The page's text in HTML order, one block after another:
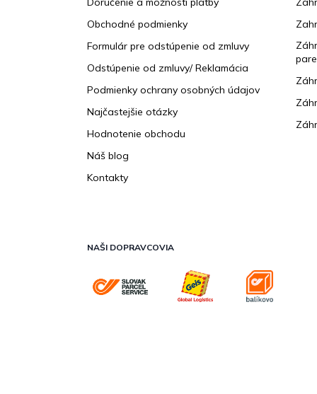
Obchodné podmienky
Formulár pre odstúpenie od zmluvy
Odstúpenie od zmluvy/ Reklamácia
Podmienky ochrany osobných údajov
Najčastejšie otázky
Hodnotenie obchodu
Náš blog
Kontakty
NAŠI DOPRAVCOVIA